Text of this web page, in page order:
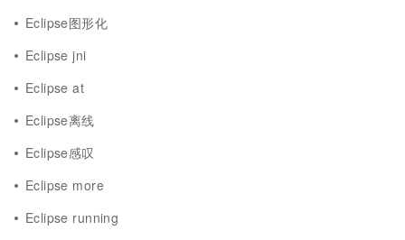
Eclipse图形化
Eclipse jni
Eclipse at
Eclipse离线
Eclipse感叹
Eclipse more
Eclipse running